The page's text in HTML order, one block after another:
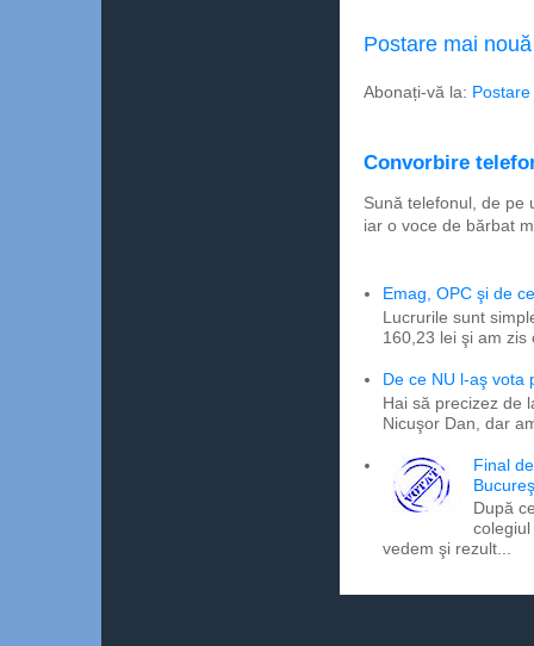
Postare mai nouă
Abonați-vă la:
Convorbire
Sună telefonul, de pe
iar o voce de bărbat
Emag, OPC şi de
Lucrurile sunt
160,23 lei şi am
De ce NU l-aş vota
Hai să precizez de
Nicuşor Dan, dar
Final
După
vedem şi rezult...